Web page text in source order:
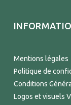
Mentions légales
Politique de
Conditions
Logos et visuels